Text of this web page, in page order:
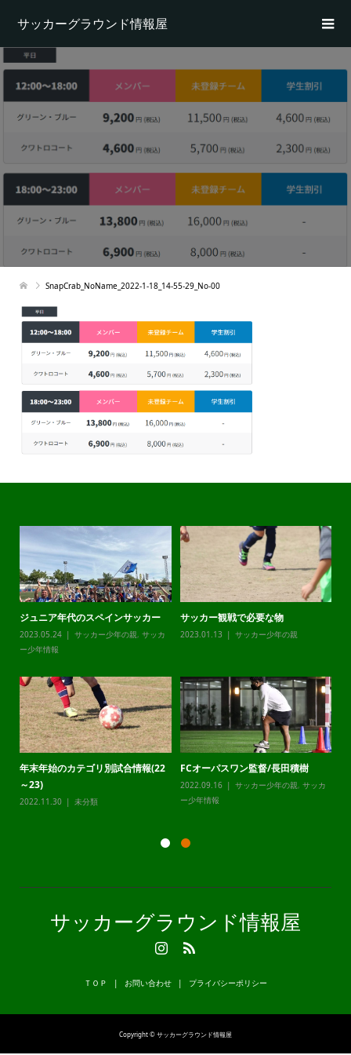
サッカーグラウンド情報屋
SnapCrab_NoName_2022-1-18_14-55-29_No-00
ジュニア年代のスペインサッカー
2023.05.24 サッカー少年の親, サッカ
ー少年情報
サッカー観戦で必要な物
2023.01.13 サッカー少年の親
年末年始のカテゴリ別試合情報(22
～23)
2022.11.30 未分類
FCオーパスワン監督/長田積樹
2022.09.16 サッカー少年の親, サッカ
ー少年情報
サッカーグラウンド情報屋
ＴＯＰ お問い合わせ プライバシーポリシー
Copyright © サッカーグラウンド情報屋